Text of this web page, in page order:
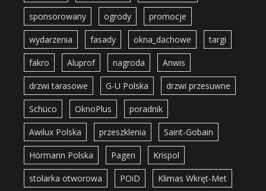
sponsorowany ogrody promocje
wydarzenia fasady okna_dachowe targi
fakro Aluprof nagroda Anwis
drzwi tarasowe G-U Polska drzwi przesuwne
Schüco OknoPlus poradnik
Awilux Polska przeszklenia Saint-Gobain
Hörmann Polska Pagen Krispol
stolarka otworowa POiD Klimas Wkręt-Met